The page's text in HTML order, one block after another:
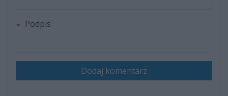
Podpis
Dodaj komentarz